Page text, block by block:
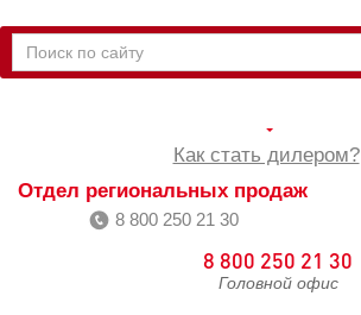
Как стать дилером?
Отдел региональных продаж
8 800 250 21 30
8 800 250 21 30
Головной офис